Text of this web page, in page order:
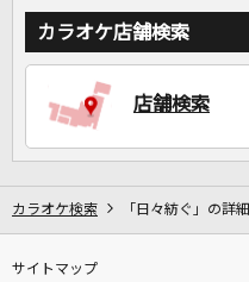
カラオケ店舗検索
店舗検索
カラオケ検索 「日々紡ぐ」の詳細
サイトマップ